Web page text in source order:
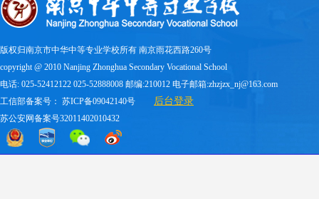
版权归南京市中华中等专业学校所有 南京雨花西路260号
copyright @ 2010 Nanjing Zhonghua Secondary Vocational School
电话: 025-52412122 025-52888008 邮编:210012 电子邮箱:zhzjzx_nj@163.com
工信部备案号： 苏ICP备09042140号 后台登录
苏公安网备案号32011402010432